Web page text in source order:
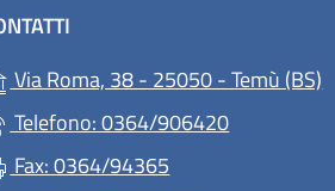
Via Roma, 38 - 25050 - Temù (BS)
Telefono: 0364/906420
Fax: 0364/94365